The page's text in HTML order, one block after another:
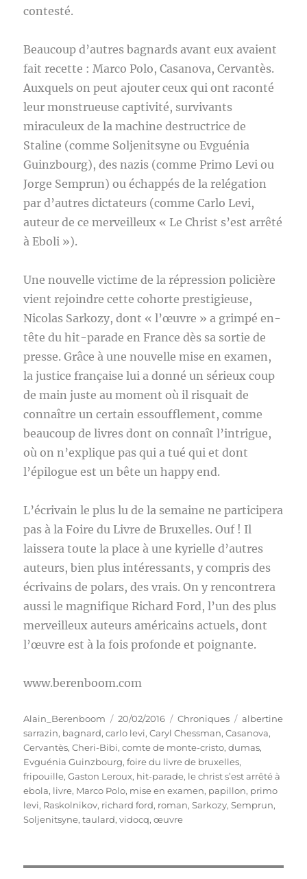
contesté.
Beaucoup d’autres bagnards avant eux avaient
fait recette : Marco Polo, Casanova, Cervantès.
Auxquels on peut ajouter ceux qui ont raconté
leur monstrueuse captivité, survivants
miraculeux de la machine destructrice de
Staline (comme Soljenitsyne ou Evguénia
Guinzbourg), des nazis (comme Primo Levi ou
Jorge Semprun) ou échappés de la relégation
par d’autres dictateurs (comme Carlo Levi,
auteur de ce merveilleux « Le Christ s’est arrêté
à Eboli »).
Une nouvelle victime de la répression policière
vient rejoindre cette cohorte prestigieuse,
Nicolas Sarkozy, dont « l’œuvre » a grimpé en-
tête du hit-parade en France dès sa sortie de
presse. Grâce à une nouvelle mise en examen,
la justice française lui a donné un sérieux coup
de main juste au moment où il risquait de
connaître un certain essoufflement, comme
beaucoup de livres dont on connaît l’intrigue,
où on n’explique pas qui a tué qui et dont
l’épilogue est un bête un happy end.
L’écrivain le plus lu de la semaine ne participera
pas à la Foire du Livre de Bruxelles. Ouf ! Il
laissera toute la place à une kyrielle d’autres
auteurs, bien plus intéressants, y compris des
écrivains de polars, des vrais. On y rencontrera
aussi le magnifique Richard Ford, l’un des plus
merveilleux auteurs américains actuels, dont
l’œuvre est à la fois profonde et poignante.
www.berenboom.com
Auteur
Alain_Berenboom
Publié
le
20/02/2016 Catégories
Chroniques Étiquettes
albertine
sarrazin, bagnard,carlo levi,Caryl Chessman,Casanova,
Cervantès,Cheri-Bibi,comte de monte-cristo,dumas,
Evguénia Guinzbourg,foire du livre de bruxelles,
fripouille,Gaston Leroux, hit-parade, le christ s’est arrêté à
ebola, livre, Marco Polo, mise en examen, papillon, primo
levi, Raskolnikov, richard ford, roman,Sarkozy,Semprun,
Soljenitsyne,taulard,vidocq,œuvre